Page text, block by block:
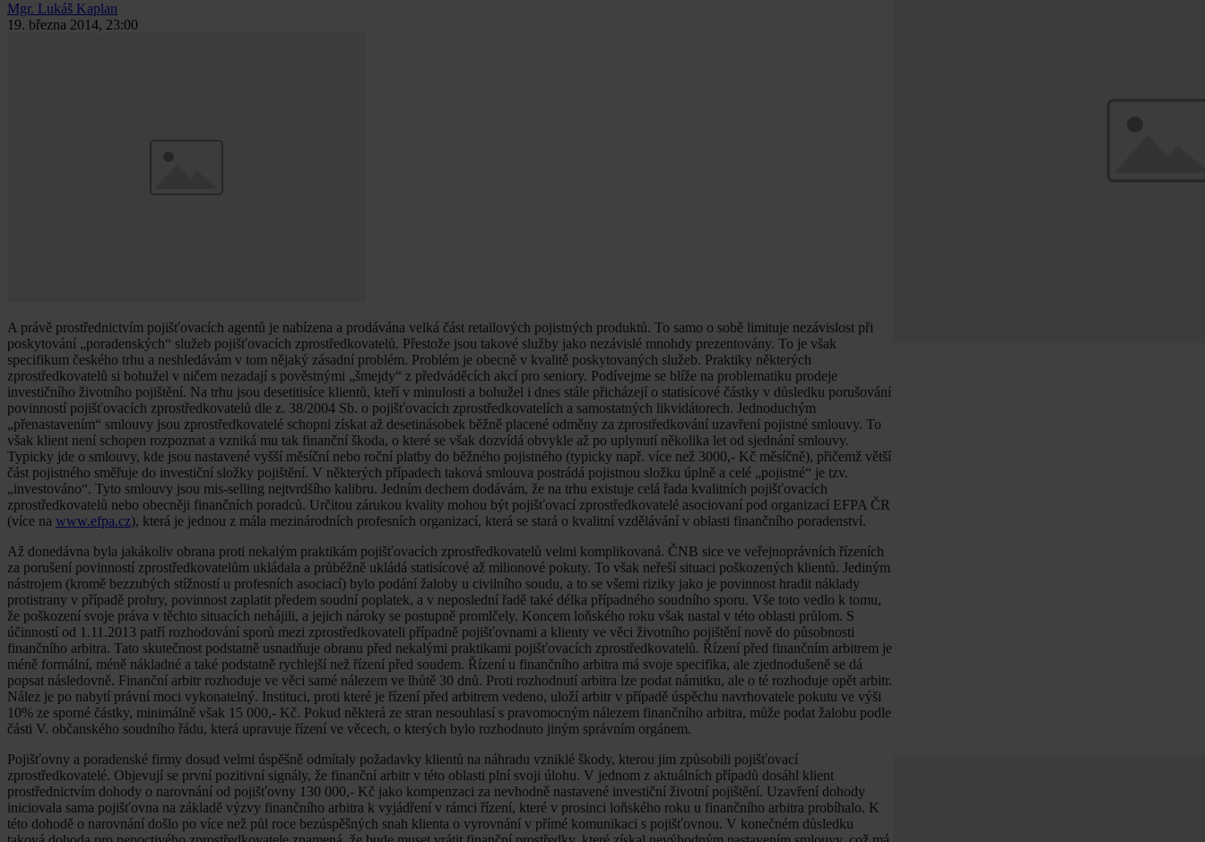
Mgr. Lukáš Kaplan
19. března 2014, 23:00
A právě prostřednictvím pojišťovacích agentů je nabízena a prodávána velká část retailových pojistných produktů. To samo o sobě limituje nezávislost při
poskytování „poradenských“ služeb pojišťovacích zprostředkovatelů. Přestože jsou takové služby jako nezávislé mnohdy prezentovány. To je však
specifikum českého trhu a neshledávám v tom nějaký zásadní problém. Problém je obecně v kvalitě poskytovaných služeb. Praktiky některých
zprostředkovatelů si bohužel v ničem nezadají s pověstnými „šmejdy“ z předváděcích akcí pro seniory. Podívejme se blíže na problematiku prodeje
investičního životního pojištění. Na trhu jsou desetitisíce klientů, kteří v minulosti a bohužel i dnes stále přicházejí o statisícové částky v důsledku porušování
povinností pojišťovacích zprostředkovatelů dle z. 38/2004 Sb. o pojišťovacích zprostředkovatelích a samostatných likvidátorech. Jednoduchým
„přenastavením“ smlouvy jsou zprostředkovatelé schopni získat až desetinásobek běžně placené odměny za zprostředkování uzavření pojistné smlouvy. To
však klient není schopen rozpoznat a vzniká mu tak finanční škoda, o které se však dozvídá obvykle až po uplynutí několika let od sjednání smlouvy.
Typicky jde o smlouvy, kde jsou nastavené vyšší měsíční nebo roční platby do běžného pojistného (typicky např. více než 3000,- Kč měsíčně), přičemž větší
část pojistného směřuje do investiční složky pojištění. V některých případech taková smlouva postrádá pojistnou složku úplně a celé „pojistné“ je tzv.
„investováno“. Tyto smlouvy jsou mis-selling nejtvrdšího kalibru. Jedním dechem dodávám, že na trhu existuje celá řada kvalitních pojišťovacích
zprostředkovatelů nebo obecněji finančních poradců. Určitou zárukou kvality mohou být pojišťovací zprostředkovatelé asociovaní pod organizací EFPA ČR
(více na www.efpa.cz), která je jednou z mála mezinárodních profesních organizací, která se stará o kvalitní vzdělávání v oblasti finančního poradenství.
Až donedávna byla jakákoliv obrana proti nekalým praktikám pojišťovacích zprostředkovatelů velmi komplikovaná. ČNB sice ve veřejnoprávních řízeních
za porušení povinností zprostředkovatelům ukládala a průběžně ukládá statisícové až milionové pokuty. To však neřeší situaci poškozených klientů. Jediným
nástrojem (kromě bezzubých stížností u profesních asociací) bylo podání žaloby u civilního soudu, a to se všemi riziky jako je povinnost hradit náklady
protistrany v případě prohry, povinnost zaplatit předem soudní poplatek, a v neposlední řadě také délka případného soudního sporu. Vše toto vedlo k tomu,
že poškození svoje práva v těchto situacích nehájili, a jejich nároky se postupně promlčely. Koncem loňského roku však nastal v této oblasti průlom. S
účinností od 1.11.2013 patří rozhodování sporů mezi zprostředkovateli případně pojišťovnami a klienty ve věci životního pojištění nově do působnosti
finančního arbitra. Tato skutečnost podstatně usnadňuje obranu před nekalými praktikami pojišťovacích zprostředkovatelů. Řízení před finančním arbitrem je
méně formální, méně nákladné a také podstatně rychlejší než řízení před soudem. Řízení u finančního arbitra má svoje specifika, ale zjednodušeně se dá
popsat následovně. Finanční arbitr rozhoduje ve věci samé nálezem ve lhůtě 30 dnů. Proti rozhodnutí arbitra lze podat námitku, ale o té rozhoduje opět arbitr.
Nález je po nabytí právní moci vykonatelný. Instituci, proti které je řízení před arbitrem vedeno, uloží arbitr v případě úspěchu navrhovatele pokutu ve výši
10% ze sporné částky, minimálně však 15 000,- Kč. Pokud některá ze stran nesouhlasí s pravomocným nálezem finančního arbitra, může podat žalobu podle
části V. občanského soudního řádu, která upravuje řízení ve věcech, o kterých bylo rozhodnuto jiným správním orgánem.
Pojišťovny a poradenské firmy dosud velmi úspěšně odmítaly požadavky klientů na náhradu vzniklé škody, kterou jim způsobili pojišťovací
zprostředkovatelé. Objevují se první pozitivní signály, že finanční arbitr v této oblasti plní svoji úlohu. V jednom z aktuálních případů dosáhl klient
prostřednictvím dohody o narovnání od pojišťovny 130 000,- Kč jako kompenzaci za nevhodně nastavené investiční životní pojištění. Uzavření dohody
iniciovala sama pojišťovna na základě výzvy finančního arbitra k vyjádření v rámci řízení, které v prosinci loňského roku u finančního arbitra probíhalo. K
této dohodě o narovnání došlo po více než půl roce bezúspěšných snah klienta o vyrovnání v přímé komunikaci s pojišťovnou. V konečném důsledku